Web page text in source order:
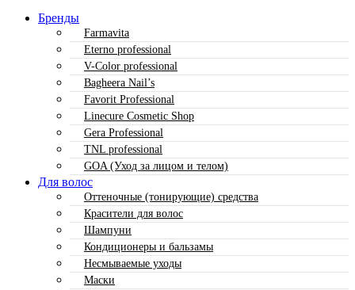
Бренды
Farmavita
Eterno professional
V-Color professional
Bagheera Nail’s
Favorit Professional
Linecure Cosmetic Shop
Gera Professional
TNL professional
GOA (Уход за лицом и телом)
Для волос
Оттеночные (тонирующие) средства
Красители для волос
Шампуни
Кондиционеры и бальзамы
Несмываемые уходы
Маски